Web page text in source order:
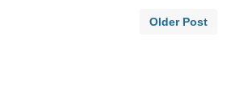
Older Post